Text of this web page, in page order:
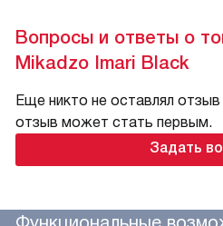
Вопросы и ответы о
Mikadzo Imari Black
Еще никто не оставлял
отзыв может стать первым.
Задать
Функциональные